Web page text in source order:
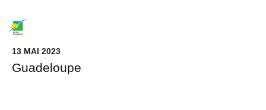
13 MAI 2023
Guadeloupe